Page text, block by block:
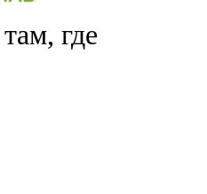
где